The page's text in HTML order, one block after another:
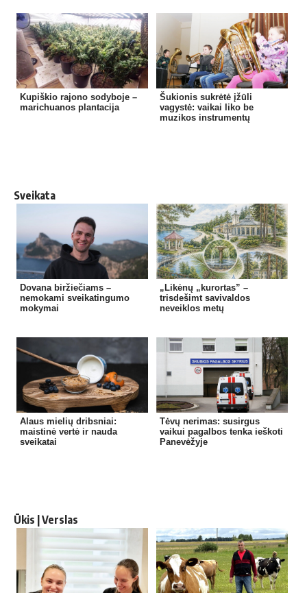
Kupiškio rajono sodyboje –
marichuanos plantacija
Šukionis sukrėtė įžūli
vagystė: vaikai liko be
muzikos instrumentų
Sveikata
Dovana biržiečiams –
nemokami sveikatingumo
mokymai
„Likėnų „kurortas” –
trisdešimt savivaldos
neveiklos metų
Alaus mielių dribsniai:
maistinė vertė ir nauda
sveikatai
Tėvų nerimas: susirgus
vaikui pagalbos tenka ieškoti
Panevėžyje
Ūkis | Verslas